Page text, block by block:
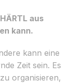
aus
kann.
kann eine
Zeit sein. Es
organisieren,